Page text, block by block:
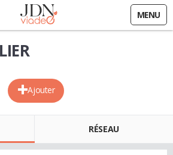
MENU
Ajouter
RÉSEAU